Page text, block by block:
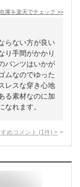
庫を楽天でチェック >>
らない方が良い
り手間がかかり
パンツはいかが
ムなのでゆった
レスな穿き心地
る素材なのに加
なれます。
めコメント (1 件) >